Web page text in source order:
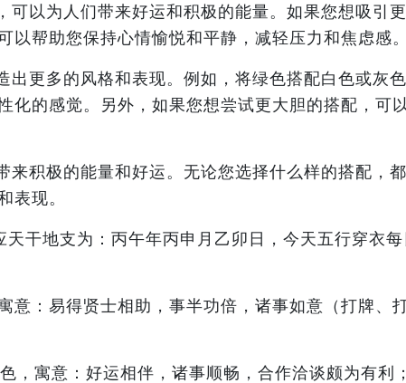
以为人们带来好运和积极的能量。如果您想吸引
帮助您保持心情愉悦和平静，减轻压力和焦虑感。
更多的风格和表现。例如，将绿色搭配白色或灰
的感觉。另外，如果您想尝试更大胆的搭配，可
积极的能量和好运。无论您选择什么样的搭配，
表现。
干地支为：丙午年丙申月乙卯日，今天五行穿衣
意：易得贤士相助，事半功倍，诸事如意（打牌、
，寓意：好运相伴，诸事顺畅，合作洽谈颇为有利；